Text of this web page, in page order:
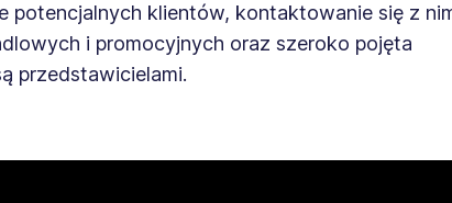
potencjalnych klientów, kontaktowanie się z
i promocyjnych oraz szeroko pojęta
przedstawicielami.